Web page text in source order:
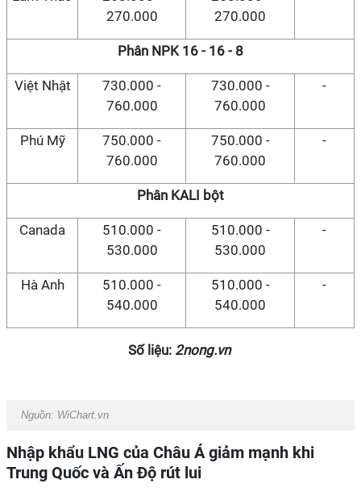
270.000
270.000
Phân NPK 16 - 16 - 8
Việt Nhật
730.000 -
760.000
730.000 -
760.000
-
Phú Mỹ
750.000 -
760.000
750.000 -
760.000
-
Phân KALI bột
Canada
510.000 -
530.000
510.000 -
530.000
-
Hà Anh
510.000 -
540.000
510.000 -
540.000
-
Số liệu:2nong.vn
Nguồn: WiChart.vn
Nhập khẩu LNG của Châu Á giảm mạnh khi
Trung Quốc và Ấn Độ rút lui